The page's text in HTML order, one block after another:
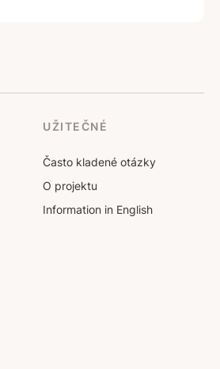
UŽITEČNÉ
Často kladené otázky
O projektu
Information in English